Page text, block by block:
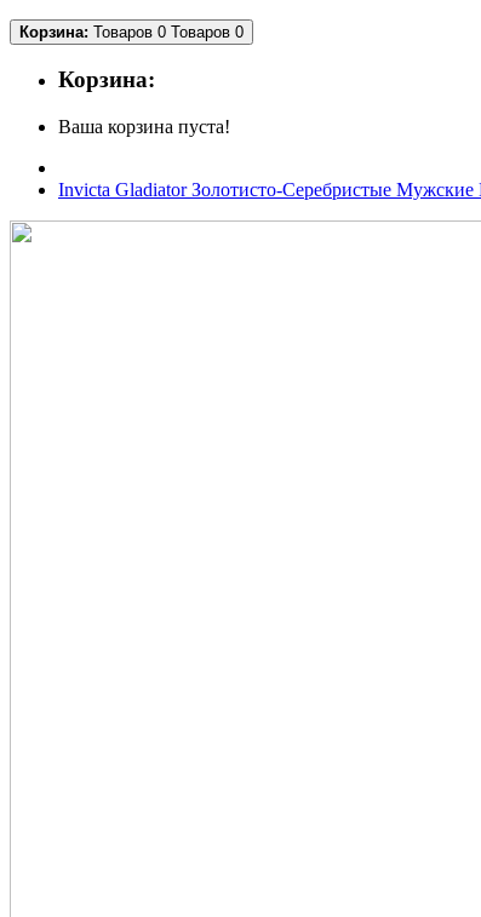
Корзина: Товаров 0 Товаров 0
Корзина:
Ваша корзина пуста!
Invicta Gladiator Золотисто-Серебристые